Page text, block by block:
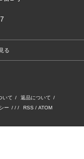
る
いて / 返品について /
ー / / / RSS / ATOM